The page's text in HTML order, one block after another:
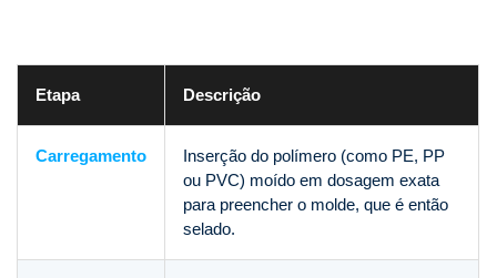
Etapa Descrição
Carregamento
Inserção do polímero (como PE, PP
ou PVC) moído em dosagem exata
para preencher o molde, que é então
selado.